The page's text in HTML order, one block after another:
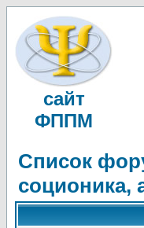
сайт
ФППМ
Список
соционика,